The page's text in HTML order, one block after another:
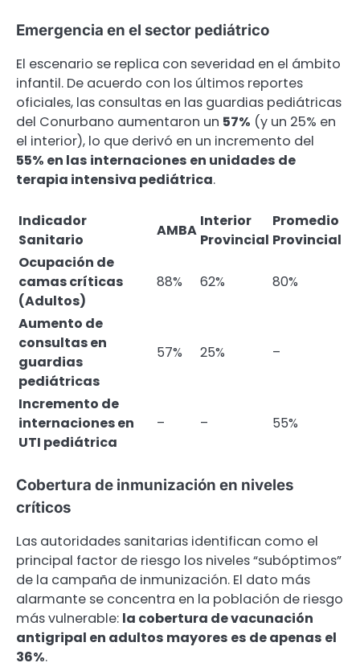
Emergencia en el sector pediátrico
El escenario se replica con severidad en el ámbito
infantil. De acuerdo con los últimos reportes
oficiales, las consultas en las guardias pediátricas
del Conurbano aumentaron un 57% (y un 25% en
el interior), lo que derivó en un incremento del
55% en las internaciones en unidades de
terapia intensiva pediátrica.
Indicador
Sanitario
AMBA
Interior
Provincial
Promedio
Provincial
Ocupación de
camas críticas
(Adultos)
88% 62% 80%
Aumento de
consultas en
guardias
pediátricas
57% 25% –
Incremento de
internaciones en
UTI pediátrica
– – 55%
Cobertura de inmunización en niveles
críticos
Las autoridades sanitarias identifican como el
principal factor de riesgo los niveles “subóptimos”
de la campaña de inmunización. El dato más
alarmante se concentra en la población de riesgo
más vulnerable: la cobertura de vacunación
antigripal en adultos mayores es de apenas el
36%.